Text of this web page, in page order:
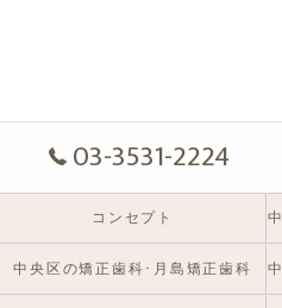
03-3531-2224
コンセプト
中央区の矯正歯科･月島矯正歯科